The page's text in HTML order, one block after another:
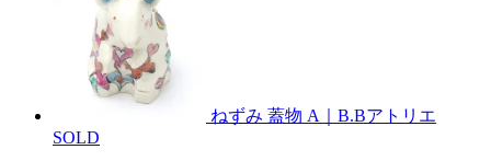
ねずみ 蓋物 A｜B.Bアトリエ
SOLD